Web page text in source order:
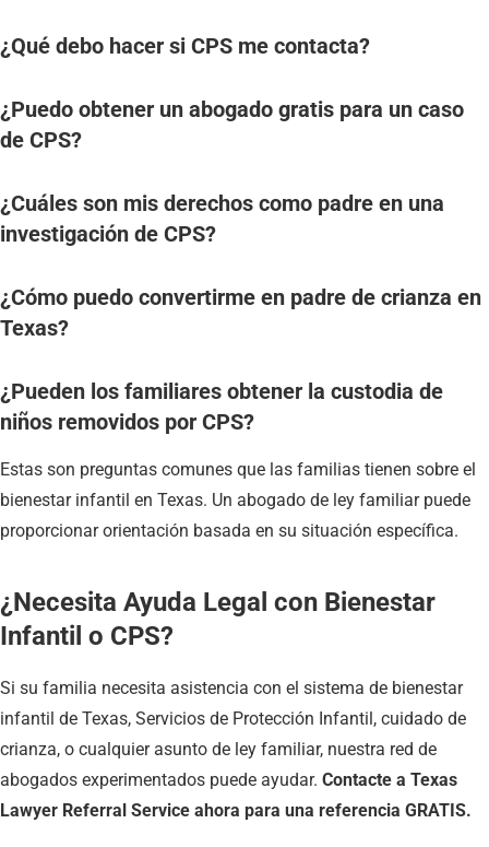
¿Qué debo hacer si CPS me contacta?
¿Puedo obtener un abogado gratis para un caso
de CPS?
¿Cuáles son mis derechos como padre en una
investigación de CPS?
¿Cómo puedo convertirme en padre de crianza en
Texas?
¿Pueden los familiares obtener la custodia de
niños removidos por CPS?
Estas son preguntas comunes que las familias tienen sobre el
bienestar infantil en Texas. Un abogado de ley familiar puede
proporcionar orientación basada en su situación específica.
¿Necesita Ayuda Legal con Bienestar
Infantil o CPS?
Si su familia necesita asistencia con el sistema de bienestar
infantil de Texas, Servicios de Protección Infantil, cuidado de
crianza, o cualquier asunto de ley familiar, nuestra red de
abogados experimentados puede ayudar. Contacte a Texas
Lawyer Referral Service ahora para una referencia GRATIS.